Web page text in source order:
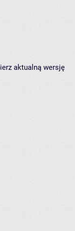
aktualną wersję